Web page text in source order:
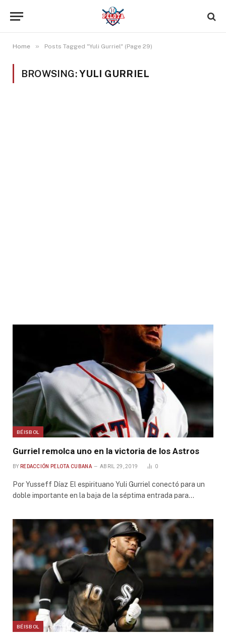
Home » Posts Tagged "Yuli Gurriel" (Page 29)
BROWSING:YULI GURRIEL
BÉISBOL
Gurriel remolca uno en la victoria de los Astros
BY REDACCIÓN PELOTA CUBANA ABRIL 29, 2019 0
Por Yusseff Díaz El espirituano Yuli Gurriel conectó para un
doble importante en la baja de la séptima entrada para…
BÉISBOL